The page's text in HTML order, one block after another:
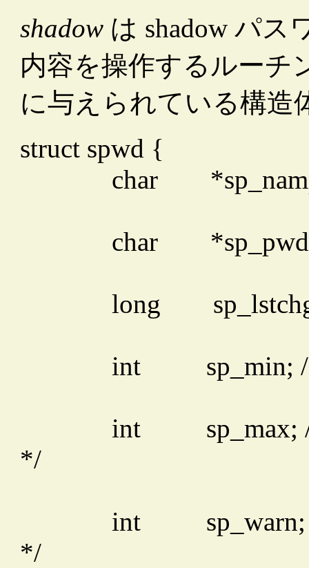
shadow は shadow パ
内容を操作するルーチ
に与えられている構造
struct spwd {
char
char
long
int sp_min;
int
sp_max;
*/
int
*/